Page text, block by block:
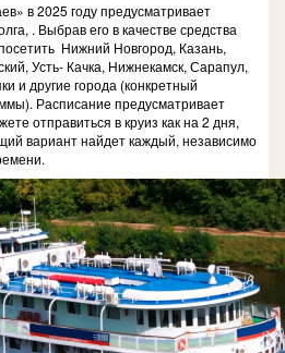
в 2025 году предусматривает
. Выбрав его в качестве средства
Нижний Новгород, Казань,
Усть- Качка, Нижнекамск, Сарапул,
и другие города (конкретный
Расписание предусматривает
отправиться в круиз как на 2 дня,
вариант найдет каждый, независимо